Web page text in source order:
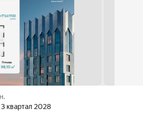
3 квартал 2028